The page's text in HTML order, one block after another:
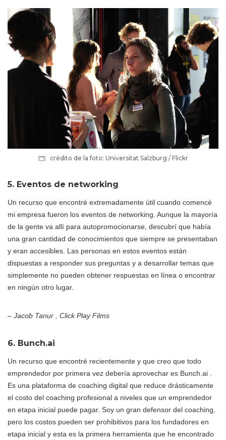
crédito de la foto: Universitat Salzburg / Flickr
5. Eventos de networking
Un recurso que encontré extremadamente útil cuando comencé
mi empresa fueron los eventos de networking. Aunque la mayoría
de la gente va allí para autopromocionarse, descubrí que había
una gran cantidad de conocimientos que siempre se presentaban
y eran accesibles. Las personas en estos eventos están
dispuestas a responder sus preguntas y a desarrollar temas que
simplemente no pueden obtener respuestas en línea o encontrar
en ningún otro lugar.
– Jacob Tanur , Click Play Films
6. Bunch.ai
Un recurso que encontré recientemente y que creo que todo
emprendedor por primera vez debería aprovechar es Bunch.ai .
Es una plataforma de coaching digital que reduce drásticamente
el costo del coaching profesional a niveles que un emprendedor
en etapa inicial puede pagar. Soy un gran defensor del coaching,
pero los costos pueden ser prohibitivos para los fundadores en
etapa inicial y esta es la primera herramienta que he encontrado